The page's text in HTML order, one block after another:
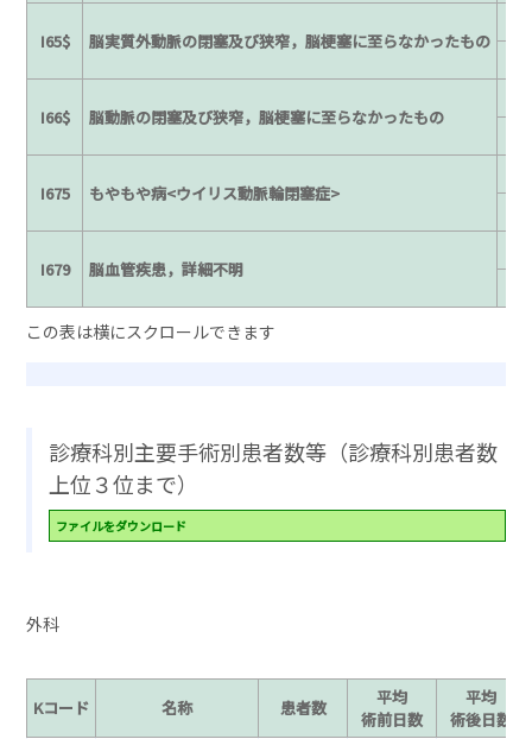
I65$ 脳実質外動脈の閉塞及び狭窄，脳梗塞に至らなかったもの
I66$ 脳動脈の閉塞及び狭窄，脳梗塞に至らなかったもの
I675 もやもや病<ウイリス動脈輪閉塞症>
I679 脳血管疾患，詳細不明
診療科別主要手術別患者数等（診療科別患者数
上位３位まで）
ファイルをダウンロード
外科
Kコード 名称 患者数
平均
術前日数
平均
術後日数